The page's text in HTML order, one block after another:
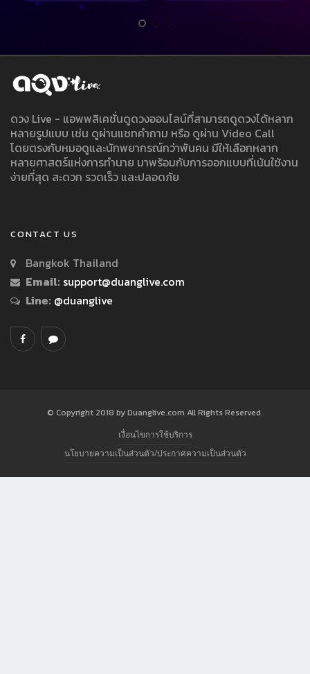
ดวง Live - แอพพลิเคชั่นดูดวงออนไลน์ที่สามารถดูดวงได้หลาก
หลายรูปแบบ เช่น ดูผ่านแชทคำถาม หรือ ดูผ่าน Video Call
โดยตรงกับหมอดูและนักพยากรณ์กว่าพันคน มีให้เลือกหลาก
หลายศาสตร์แห่งการทำนาย มาพร้อมกับการออกแบบที่เน้นใช้งาน
ง่ายที่สุด สะดวก รวดเร็ว และปลอดภัย
CONTACT US
Bangkok Thailand
Email: support@duanglive.com
Line: @duanglive
© Copyright 2018 by Duanglive.com All Rights Reserved.
เงื่อนไขการใช้บริการ
นโยบายความเป็นส่วนตัว/ประกาศความเป็นส่วนตัว